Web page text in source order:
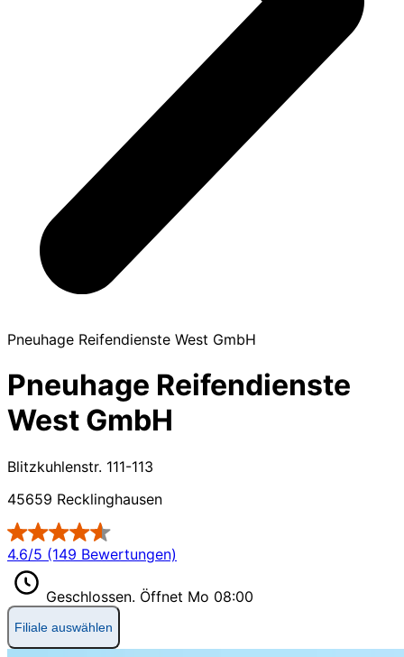
Pneuhage Reifendienste West GmbH
Pneuhage Reifendienste
West GmbH
Blitzkuhlenstr. 111-113
45659 Recklinghausen
4.6/5 (149 Bewertungen)
Geschlossen. Öffnet Mo 08:00
Filiale auswählen